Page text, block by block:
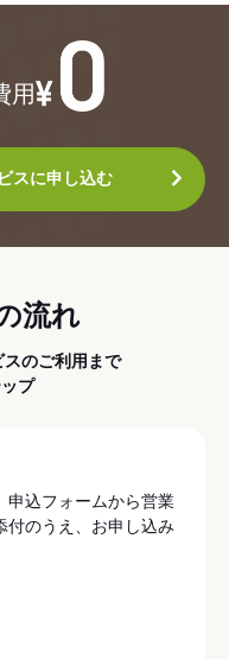
用
スに申し込む
流れ
のご利用まで
プ
申込フォームから営業
付のうえ、お申し込み